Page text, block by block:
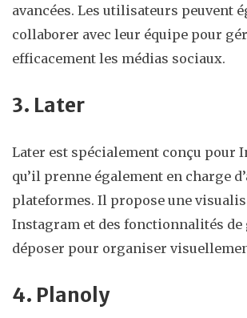
avancées. Les utilisateurs peuvent
collaborer avec leur équipe pour
efficacement les médias sociaux.
3. Later
Later est spécialement conçu pour
qu’il prenne également en charge
plateformes. Il propose une
Instagram et des fonctionnalités
déposer pour organiser
4. Planoly